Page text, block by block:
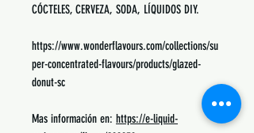
CÓCTELES, CERVEZA, SODA, LÍQUIDOS DIY.
https://www.wonderflavours.com/collections/su
per-concentrated-flavours/products/glazed-
donut-sc
Mas información en: https://e-liquid-